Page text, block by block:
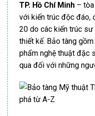
TP. Hồ Chí Minh –
với kiến trúc độc đáo,
20 do các kiến trúc
thiết kế. Bảo tàng
phẩm nghệ thuật đặc
qua đối với những